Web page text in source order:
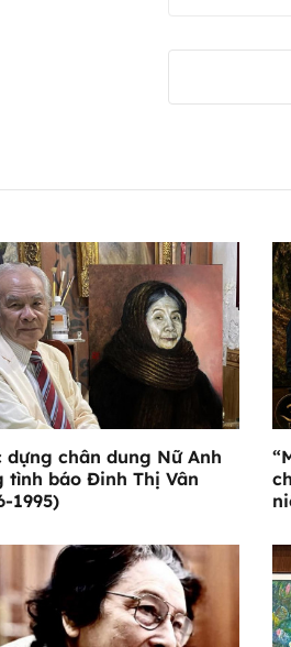
dựng chân dung Nữ Anh
tình báo Đinh Thị Vân
1995)